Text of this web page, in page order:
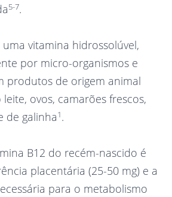
5-7.
vitamina hidrossolúvel,
por micro-organismos e
produtos de origem animal
ovos, camarões frescos,
de galinha1.
B12 do recém-nascido é
placentária (25-50 mg) e a
para o metabolismo